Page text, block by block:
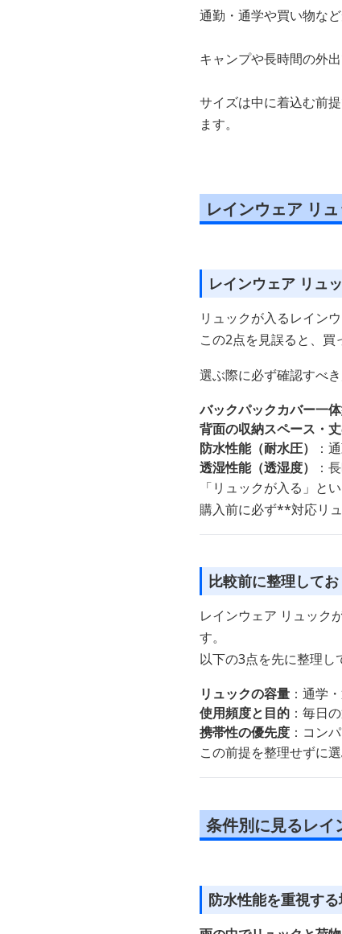
通勤・通学や買い物な
キャンプや長時間の外出
サイズは中に着込む前
ます。
レインウェア リ
レインウェア リュ
リュックが入るレインウ
この2点を見誤ると、買
選ぶ際に必ず確認すべ
バックパックカバー一
背面の収納スペース・
防水性能（耐水圧）
：
透湿性能（透湿度）
：
「リュックが入る」と
購入前に必ず**対応リ
比較前に整理して
レインウェア リュック
す。
以下の3点を先に整理し
リュックの容量 ：通学
使用頻度と目的 ：毎日
携帯性の優先度 ：コン
この前提を整理せずに
条件別に見るレイ
防水性能を重視す